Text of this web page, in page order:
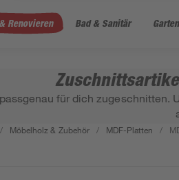
Renovieren Bad & Sanitär
für dich zugeschnitten.
/ Möbelholz & Zubehör / MDF-Platten /